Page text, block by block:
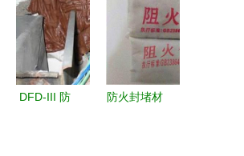
的理想选择
与生产解析
DFD-III 防
防火封堵材